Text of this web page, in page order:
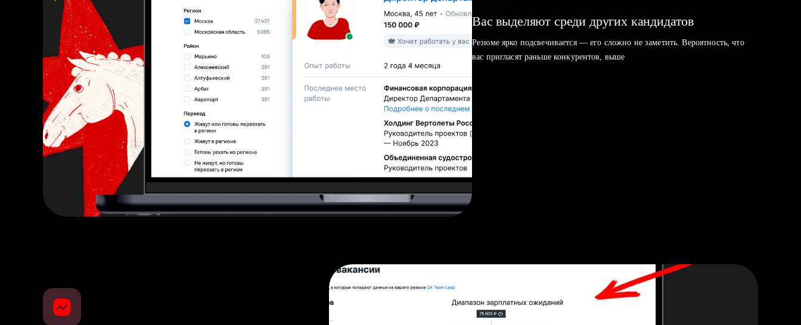
Вас выделяют среди других кандидатов
Резюме ярко подсвечивается — его сложно не заметить. Вероятность, что
вас пригласят раньше конкурентов, выше